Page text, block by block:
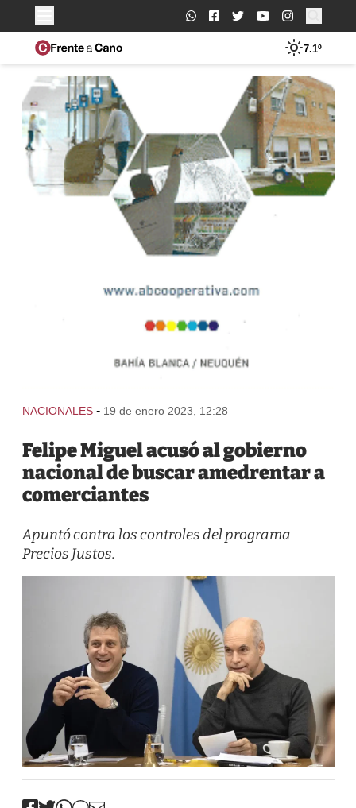
Buscar:
7.1º
NACIONALES - 19 de enero 2023, 12:28
Felipe Miguel acusó al gobierno
nacional de buscar amedrentar a
comerciantes
Apuntó contra los controles del programa
Precios Justos.